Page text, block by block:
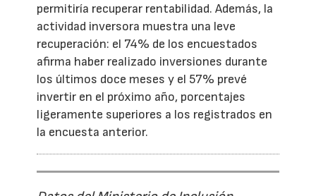
permitiría recuperar rentabilidad. Además, la
actividad inversora muestra una leve
recuperación: el 74% de los encuestados
afirma haber realizado inversiones durante
los últimos doce meses y el 57% prevé
invertir en el próximo año, porcentajes
ligeramente superiores a los registrados en
la encuesta anterior.